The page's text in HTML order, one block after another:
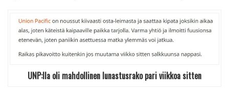
UNP:lla oli mahdollinen lunastusrako pari viikkoa sitten